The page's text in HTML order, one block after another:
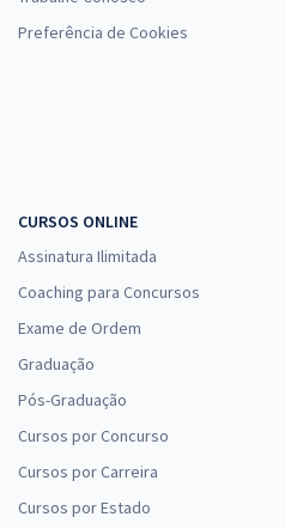
Preferência de Cookies
CURSOS ONLINE
Assinatura Ilimitada
Coaching para Concursos
Exame de Ordem
Graduação
Pós-Graduação
Cursos por Concurso
Cursos por Carreira
Cursos por Estado